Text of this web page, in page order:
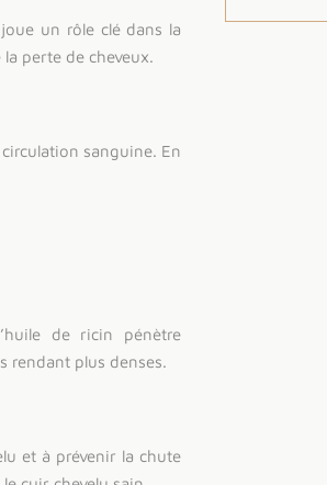
un rôle clé dans la
perte de cheveux.
sanguine. En
de ricin pénètre
rendant plus denses.
et à prévenir la chute